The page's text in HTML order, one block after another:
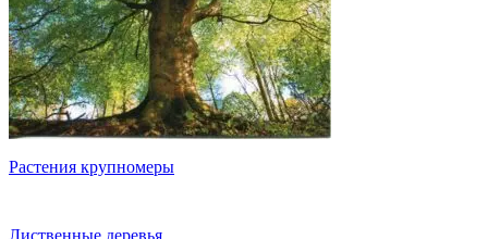
Растения крупномеры
Лиственные деревья